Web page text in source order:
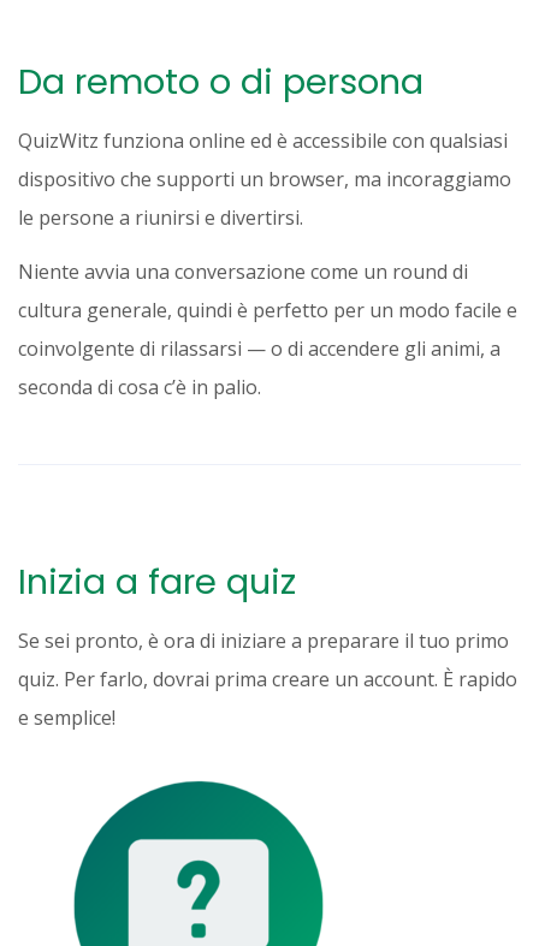
Da remoto o di persona
QuizWitz funziona online ed è accessibile con qualsiasi
dispositivo che supporti un browser, ma incoraggiamo
le persone a riunirsi e divertirsi.
Niente avvia una conversazione come un round di
cultura generale, quindi è perfetto per un modo facile e
coinvolgente di rilassarsi — o di accendere gli animi, a
seconda di cosa c’è in palio.
Inizia a fare quiz
Se sei pronto, è ora di iniziare a preparare il tuo primo
quiz. Per farlo, dovrai prima creare un account. È rapido
e semplice!